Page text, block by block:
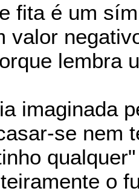
fita é um
valor
lembra
imaginada
se nem
o